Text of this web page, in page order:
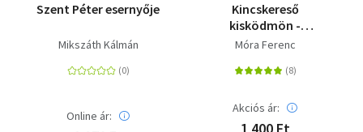
Szent Péter esernyője
Mikszáth Kálmán
Online ár:
Kincskereső
kisködmön -
Puhatábla
Móra Ferenc
Akciós ár: